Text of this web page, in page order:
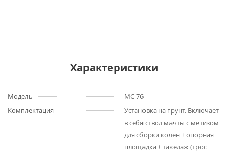
Характеристики
Модель
МС-76
Комплектация
Установка на грунт. Включает
в себя ствол мачты с метизом
для сборки колен + опорная
площадка + такелаж (трос